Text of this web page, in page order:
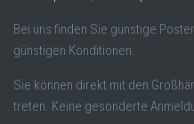
Bei uns finden Sie günstige
günstigen Konditionen.
Sie können direkt mit den
treten. Keine gesonderte